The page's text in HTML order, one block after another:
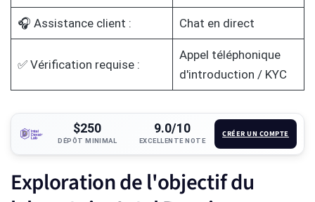
🎧 Assistance client : Chat en direct
✅ Vérification requise :
Appel téléphonique
d'introduction / KYC
$250
DÉPÔT MINIMAL
9.0/10
EXCELLENTE NOTE
CRÉER UN COMPTE
Exploration de l'objectif du